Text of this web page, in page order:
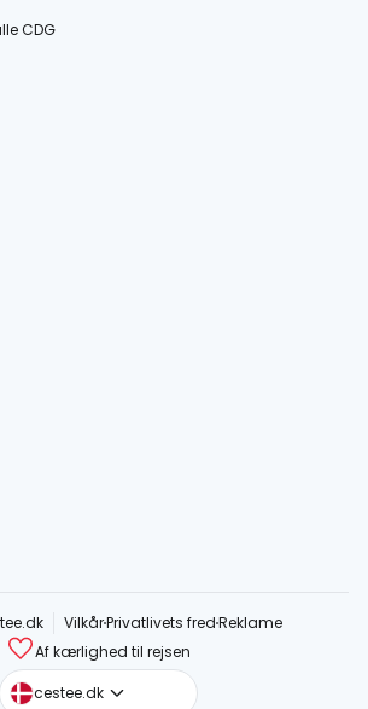
CDG
VilkårPrivatlivets fredReklame
Af kærlighed til rejsen
cestee.dk
cestee.com